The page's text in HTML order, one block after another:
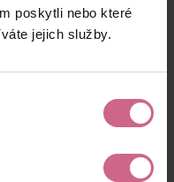
poskytli nebo které
jejich služby.
až po jejím
vám budeme